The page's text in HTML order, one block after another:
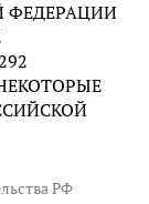
ФЕДЕРАЦИИ
РФ